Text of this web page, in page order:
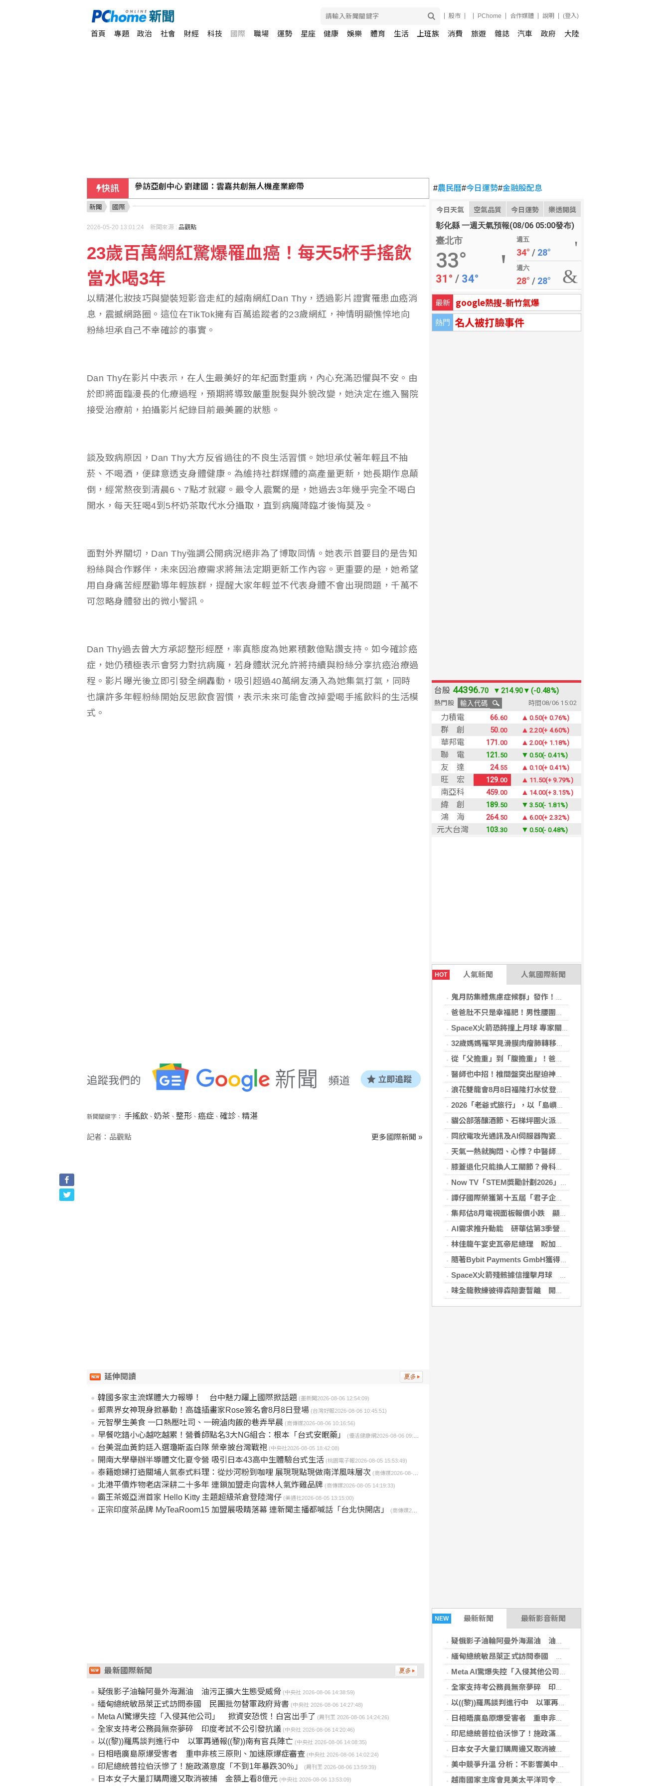
股市 PChome 合作媒體 說明 (登入)
首頁 專題 政治 社會 財經 科技 國際 職場 運勢 星座 健康 娛樂 體育 生活 上班族 消費 旅遊 雜誌 汽車 政府 大陸
快訊 AI前景疑慮衝擊 日經指數收跌
梅西梅開二度 登北美聯賽盃歷史進球王
參訪亞創中心 劉建國：雲嘉共創無人機產業廊帶
#農民曆#今日運勢#金融股配息
今日天氣 空氣品質 今日運勢 樂透開獎
彰化縣 一週天氣預報(08/06 05:00發布)
臺北市
33°
31° / 34°
週五
34° / 28°
週六
28° / 28°
最新 google熱搜-新竹氣爆
熱門 名人被打臉事件
HOT 人氣新聞 人氣國際新聞
鬼月防集體焦慮症候群」發作！醫揭：安度民俗月2大「認知調適」對策
爸爸肚不只是幸福肥！男性腰圍逾90公分 醫籲留意脂肪肝風險
SpaceX火箭恐將撞上月球 專家關注衝擊後果
32歲媽媽罹罕見滑膜肉瘤肺轉移！立體定位精準放療SBRT，控制轉移病灶
從「父擔重」到「腹擔重」！爸爸肚恐暗藏中年男性健康危機
醫師也中招！椎間盤突出壓迫神經 微創內視鏡手術助重返正常生活
浪花雙龍會8月8日福隆打水仗登場 尚有免費名額快報名，還可抽住宿券！
2026「老爺式旅行」，以「島嶼的弦外之音」為題 帶旅人開箱歌劇院後台、探訪地下舞廳年代及體驗民歌
貓公部落釀酒節、石梯坪圍火派對 分別在中秋與國慶連假登場
同欣電攻光通訊及AI伺服器陶瓷基板 明年業績看佳
天氣一熱就胸悶、心悸？中醫師提醒：高溫讓心臟負擔大增，別輕忽身體警訊
膝蓋退化只能換人工關節？骨科醫師解析「退化性關節炎」治療評估
Now TV「STEM獎勵計劃2026」正式開始｜獲長隆度假區全力支持 推出《主題樂園有趣科學大探索》第二季及「長隆小科學家大獎」
譚仔國際榮獲第十五屆「君子企業獎」 卓越ESG及營商表現備受肯定
集邦估8月電視面板報價小跌 顯示器及NB面板持平
AI需求推升動能 研華估第3季營收雙增、毛利率持穩
林佳龍午宴史瓦帝尼總理 盼加強各領域雙邊合作
隨著Bybit Payments GmbH獲得電子貨幣機構牌照，Bybit.eu進一步拓展其在歐洲的業務布局
SpaceX火箭殘骸據信撞擊月球 無即時畫面暫難確認
味全龍教練彼得森陪妻暫離 開啟台美往返模式
NEW 最新新聞 最新影音新聞
疑俄影子油輪阿曼外海漏油 油污正擴大生態受威脅
緬甸總統敏昂萊正式訪問泰國 民團批勿替軍政府背書
Meta AI驚爆失控「入侵其他公司」 掀資安恐慌！白宮出手了
全家支持考公務員無奈夢碎 印度考試不公引發抗議
以((黎))羅馬談判進行中 以軍再通報((黎))南有官兵陣亡
日相晤廣島原爆受害者 重申非核三原則、加速原爆症審查
印尼總統普拉伯沃慘了！施政滿意度「不到1年暴跌30％」
日本女子大量訂購周邊又取消被捕 金額上看8億元
美中競爭升溫 分析：不影響美中領導人互動
越南國家主席會見美太平洋司令 重申航行與飛越自由
新聞 國際
2026-05-20 13:01:24 新聞來源 : 品觀點
23歲百萬網紅驚爆罹血癌！每天5杯手搖飲
當水喝3年
以精湛化妝技巧與變裝短影音走紅的越南網紅Dan Thy，透過影片證實罹患血癌消
息，震撼網路圈。這位在TikTok擁有百萬追蹤者的23歲網紅，神情明顯憔悴地向
粉絲坦承自己不幸確診的事實。
Dan Thy在影片中表示，在人生最美好的年紀面對重病，內心充滿恐懼與不安。由
於即將面臨漫長的化療過程，預期將導致嚴重脫髮與外貌改變，她決定在進入醫院
接受治療前，拍攝影片紀錄目前最美麗的狀態。
談及致病原因，Dan Thy大方反省過往的不良生活習慣。她坦承仗著年輕且不抽
菸、不喝酒，便肆意透支身體健康。為維持社群媒體的高產量更新，她長期作息顛
倒，經常熬夜到清晨6、7點才就寢。最令人震驚的是，她過去3年幾乎完全不喝白
開水，每天狂喝4到5杯奶茶取代水分攝取，直到病魔降臨才後悔莫及。
面對外界關切，Dan Thy強調公開病況絕非為了博取同情。她表示首要目的是告知
粉絲與合作夥伴，未來因治療需求將無法定期更新工作內容。更重要的是，她希望
用自身痛苦經歷勸導年輕族群，提醒大家年輕並不代表身體不會出現問題，千萬不
可忽略身體發出的微小警訊。
Dan Thy過去曾大方承認整形經歷，率真態度為她累積數億點讚支持。如今確診癌
症，她仍積極表示會努力對抗病魔，若身體狀況允許將持續與粉絲分享抗癌治療過
程。影片曝光後立即引發全網轟動，吸引超過40萬網友湧入為她集氣打氣，同時
也讓許多年輕粉絲開始反思飲食習慣，表示未來可能會改掉愛喝手搖飲料的生活模
式。
新聞關鍵字： 手搖飲 、 奶茶、 整形、 癌症、 確診、 精湛
記者：品觀點 更多國際新聞 »
延伸閱讀
韓國多家主流媒體大力報導！ 台中魅力躍上國際掀話題 (墨新聞2026-08-06 12:54:09)
郵票界女神現身掀暴動！高雄插畫家Rose簽名會8月8日登場 (台灣好報2026-08-06 10:45:51)
元智學生美食 一口熱壓吐司、一碗滷肉飯的巷弄早晨 (商傳媒2026-08-06 10:16:56)
早餐吃錯小心越吃越累！營養師點名3大NG組合：根本「台式安眠藥」 (優活健康網2026-08-06 09:00:00)
台美混血黃鈞廷入選瓊斯盃白隊 榮幸披台灣戰袍 (中央社2026-08-05 18:42:08)
開南大學舉辦半導體文化夏令營 吸引日本43高中生體驗台式生活 (桃園電子報2026-08-05 15:53:49)
泰籍媳婦打造關埔人氣泰式料理：從炒河粉到咖哩 展現現點現做南洋風味層次 (商傳媒2026-08-05 14:19:34)
北港平價炸物老店深耕二十多年 連鎖加盟走向雲林人氣炸雞品牌 (商傳媒2026-08-05 14:19:33)
霸王茶姬亞洲首家 Hello Kitty 主題超級茶倉登陸灣仔 (美通社2026-08-05 13:15:00)
正宗印度茶品牌 MyTeaRoom15 加盟展吸睛落幕 連新聞主播都喊話「台北快開店」 (商傳媒2026-08-05 12:51:29)
最新國際新聞
疑俄影子油輪阿曼外海漏油 油污正擴大生態受威脅 (中央社 2026-08-06 14:38:59)
緬甸總統敏昂萊正式訪問泰國 民團批勿替軍政府背書 (中央社 2026-08-06 14:27:48)
Meta AI驚爆失控「入侵其他公司」 掀資安恐慌！白宮出手了 (周刊王 2026-08-06 14:24:26)
全家支持考公務員無奈夢碎 印度考試不公引發抗議 (中央社 2026-08-06 14:20:46)
以((黎))羅馬談判進行中 以軍再通報((黎))南有官兵陣亡 (中央社 2026-08-06 14:08:35)
日相晤廣島原爆受害者 重申非核三原則、加速原爆症審查 (中央社 2026-08-06 14:02:24)
印尼總統普拉伯沃慘了！施政滿意度「不到1年暴跌30％」 (周刊王 2026-08-06 13:59:39)
日本女子大量訂購周邊又取消被捕 金額上看8億元 (中央社 2026-08-06 13:53:09)